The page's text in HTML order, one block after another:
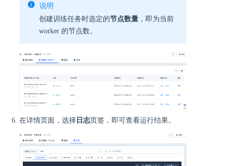
说明
创建训练任务时选定的节点数量 ，即为当前
worker 的节点数。
在详情页面，选择 日志页签，即可查看运行结果。